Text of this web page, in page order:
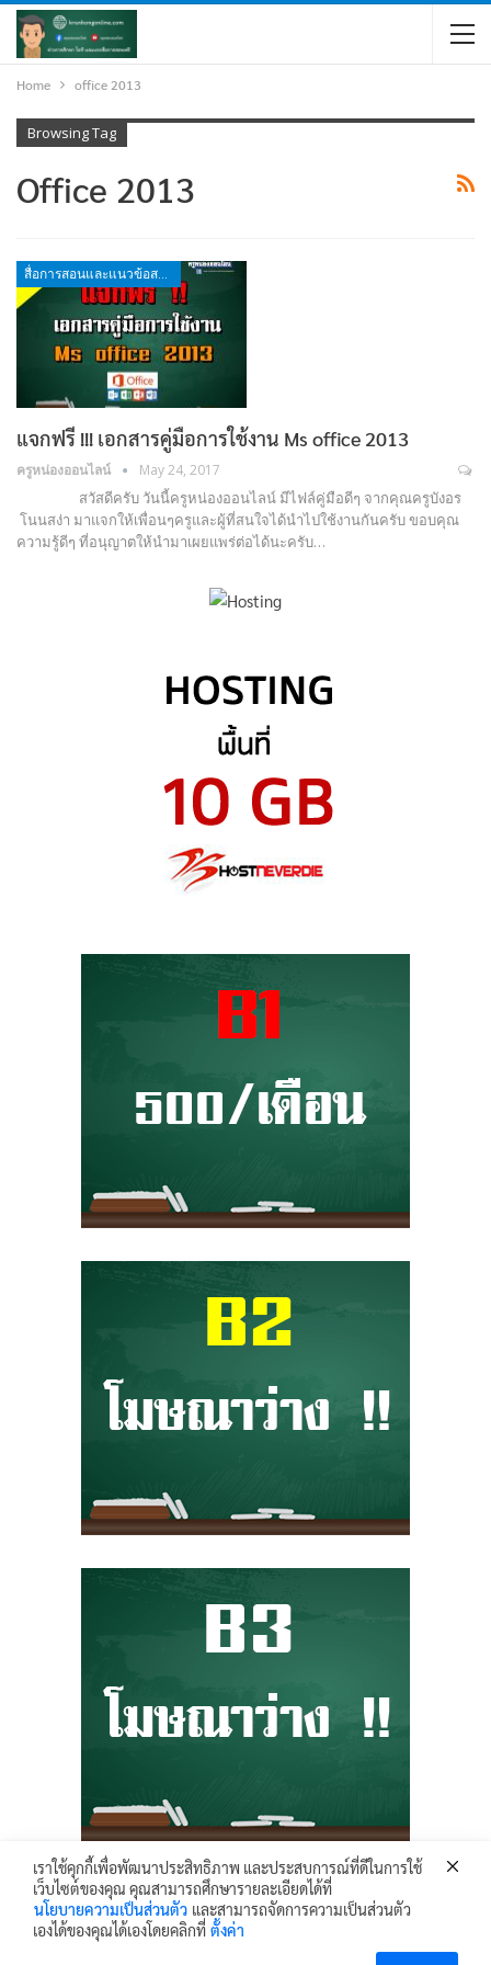
Home office 2013
Browsing Tag
Office 2013
แจกฟรี !!! เอกสารคู่มือการใช้งาน Ms office 2013
ครูหน่องออนไลน์ May 24, 2017
สวัสดีครับ วันนี้ครูหน่องออนไลน์ มีไฟล์คู่มือดีๆ จากคุณครูบังอร
โนนสง่า มาแจกให้เพื่อนๆครูและผู้ที่สนใจได้นำไปใช้งานกันครับ ขอบคุณ
ความรู้ดีๆ ที่อนุญาตให้นำมาเผยแพร่ต่อได้นะครับ…
Krunhongonline.com © 2017 - All Rights Reserved.
ครูหน่องออนไลน์ เว็บไซต์ข้อมูล ข่าวสาร เพื่อการเผยแพร่ความรู้ ด้านการศึกษา
เราใช้คุกกี้เพื่อพัฒนาประสิทธิภาพ และประสบการณ์ที่ดีในการใช้
เว็บไซต์ของคุณ คุณสามารถศึกษารายละเอียดได้ที่
นโยบายความเป็นส่วนตัว และสามารถจัดการความเป็นส่วนตัว
เองได้ของคุณได้เองโดยคลิกที่ ตั้งค่า